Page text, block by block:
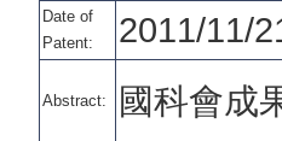
Date of
Patent:
2011/11/
Abstract: 國科會成